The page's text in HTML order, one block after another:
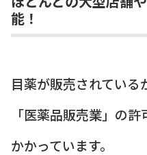
能！
目薬が販売されてい
「医薬品販売業」の
かかっています。